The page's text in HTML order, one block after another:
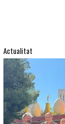
Actualitat